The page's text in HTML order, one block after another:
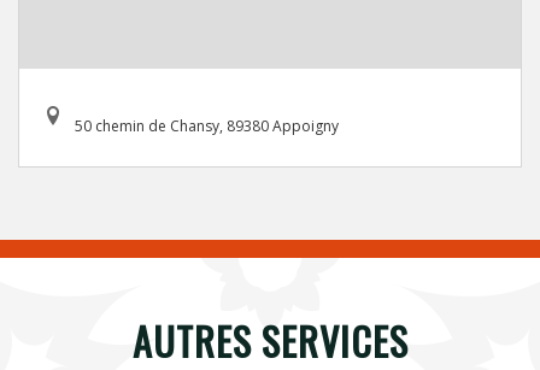
50 chemin de Chansy, 89380 Appoigny
AUTRES SERVICES